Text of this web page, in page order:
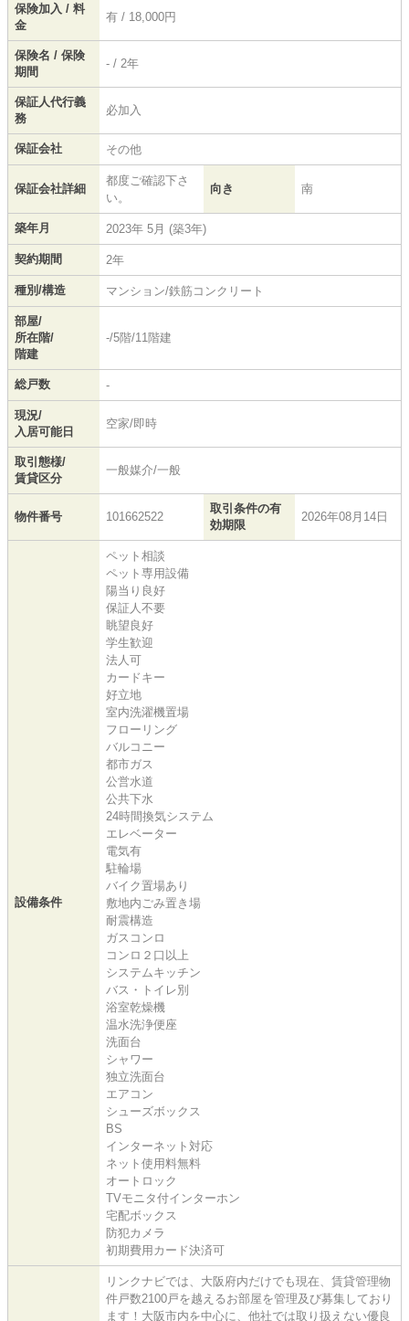
保険加入 / 料
金
有 / 18,000円
保険名 / 保険
期間
- / 2年
保証人代行義
務
必加入
保証会社 その他
保証会社詳細
都度ご確認下さ
い。
向き 南
築年月 2023年 5月 (築3年)
契約期間 2年
種別/構造 マンション/鉄筋コンクリート
部屋/
所在階/
階建
-/5階/11階建
総戸数 -
現況/
入居可能日
空家/即時
取引態様/
賃貸区分
一般媒介/一般
物件番号 101662522
取引条件の有
効期限
2026年08月14日
設備条件
ペット相談
ペット専用設備
陽当り良好
保証人不要
眺望良好
学生歓迎
法人可
カードキー
好立地
室内洗濯機置場
フローリング
バルコニー
都市ガス
公営水道
公共下水
24時間換気システム
エレベーター
電気有
駐輪場
バイク置場あり
敷地内ごみ置き場
耐震構造
ガスコンロ
コンロ２口以上
システムキッチン
バス・トイレ別
浴室乾燥機
温水洗浄便座
洗面台
シャワー
独立洗面台
エアコン
シューズボックス
BS
インターネット対応
ネット使用料無料
オートロック
TVモニタ付インターホン
宅配ボックス
防犯カメラ
初期費用カード決済可
リンクナビでは、大阪府内だけでも現在、賃貸管理物
件戸数2100戸を越えるお部屋を管理及び募集しており
ます！大阪市内を中心に、他社では取り扱えない優良